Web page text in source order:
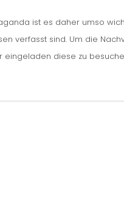
ist es daher umso
verfasst sind. Um die
diese zu